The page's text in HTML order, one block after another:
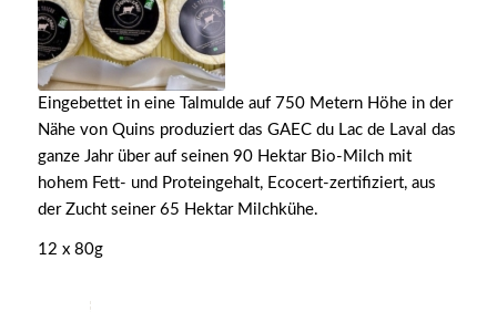
Eingebettet in eine Talmulde auf 750 Metern Höhe in der
Nähe von Quins produziert das GAEC du Lac de Laval das
ganze Jahr über auf seinen 90 Hektar Bio-Milch mit
hohem Fett- und Proteingehalt, Ecocert-zertifiziert, aus
der Zucht seiner 65 Hektar Milchkühe.
12 x 80g